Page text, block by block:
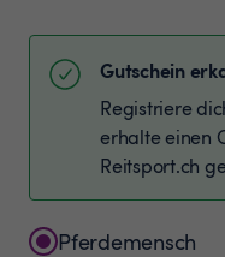
Gutschein
Registriere
erhalte einen
Reitsport.ch
Pferdemensch